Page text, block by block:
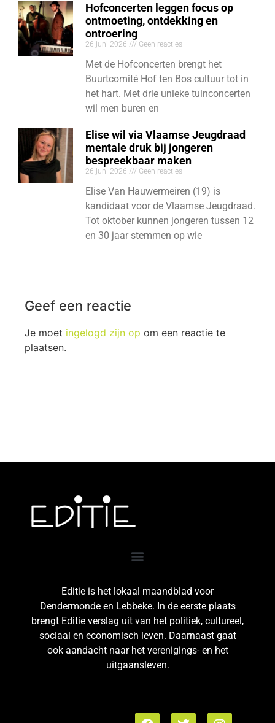
Hofconcerten leggen focus op
ontmoeting, ontdekking en
ontroering
26 juni 2026 Geen reacties
Met de Hofconcerten brengt het
Buurtcomité Hof ten Bos cultuur tot in
het hart. Met drie unieke tuinconcerten
wil men buren en
Elise wil via Vlaamse Jeugdraad
mentale druk bij jongeren
bespreekbaar maken
26 juni 2026 Geen reacties
Elise Van Hauwermeiren (19) is
kandidaat voor de Vlaamse Jeugdraad.
Tot oktober kunnen jongeren tussen 12
en 30 jaar stemmen op wie
Geef een reactie
Je moet ingelogd zijn op om een reactie te
plaatsen.
Editie is het lokaal maandblad voor
Dendermonde en Lebbeke. In de eerste plaats
brengt Editie verslag uit van het politiek, cultureel,
sociaal en economisch leven. Daarnaast gaat
ook aandacht naar het verenigings- en het
uitgaansleven.